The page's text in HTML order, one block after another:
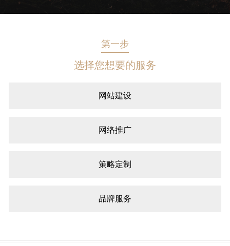
第一步
选择您想要的服务
网站建设
网络推广
策略定制
品牌服务